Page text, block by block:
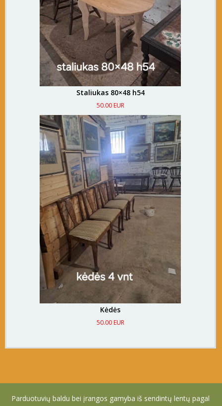
Staliukas 80×48 h54
50.00 EUR
Kėdės
50.00 EUR
Parduotuvių baldu bei įrangos gamyba iš sendintų lentų pagal